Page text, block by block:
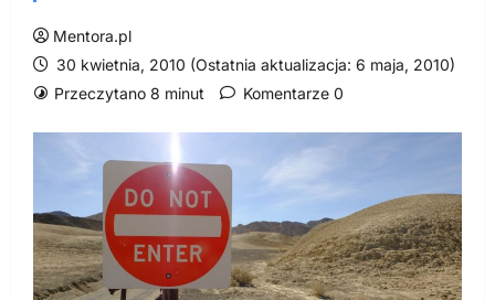
Mentora.pl
30 kwietnia, 2010 (Ostatnia aktualizacja: 6 maja, 2010)
Przeczytano 8 minut
Komentarze 0